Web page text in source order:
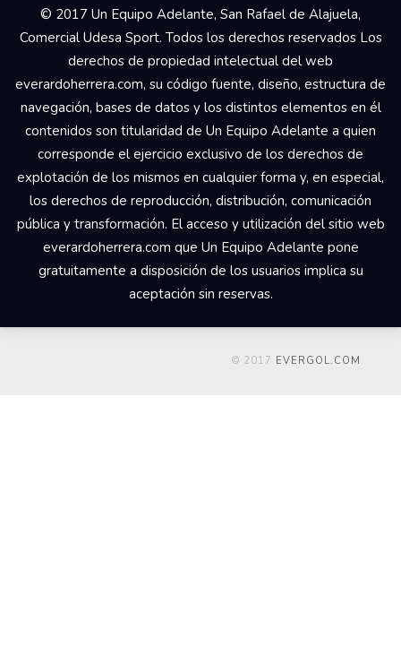
© 2017 Un Equipo Adelante, San Rafael de Alajuela,
Comercial Udesa Sport. Todos los derechos reservados Los
derechos de propiedad intelectual del web
everardoherrera.com, su código fuente, diseño, estructura de
navegación, bases de datos y los distintos elementos en él
contenidos son titularidad de Un Equipo Adelante a quien
corresponde el ejercicio exclusivo de los derechos de
explotación de los mismos en cualquier forma y, en especial,
los derechos de reproducción, distribución, comunicación
pública y transformación. El acceso y utilización del sitio web
everardoherrera.com que Un Equipo Adelante pone
gratuitamente a disposición de los usuarios implica su
aceptación sin reservas.
© 2017 EVERGOL.COM